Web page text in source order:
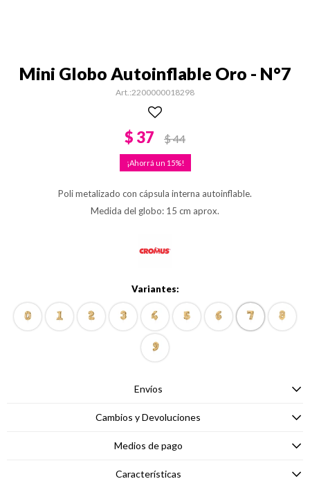
Mini Globo Autoinflable Oro - N°7
2200000018298
$ 37 $44
15
Poli metalizado con cápsula interna autoinflable.
Medida del globo: 15 cm aprox.
Variantes:
Envíos
Cambios y Devoluciones
Medios de pago
Características